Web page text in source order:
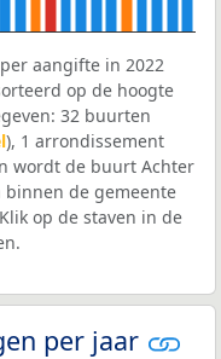
aangifte in 2022
op de hoogte
32 buurten
), 1 arrondissement
wordt de buurt Achter
de gemeente
op de staven in de
per jaar